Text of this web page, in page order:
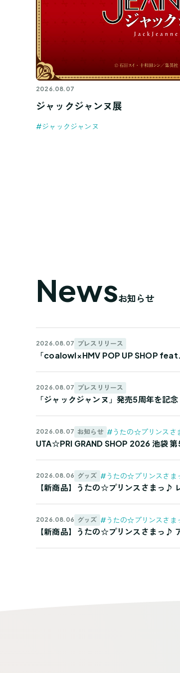
2026.08.07
ジャックジャンヌ展
#ジャックジャンヌ
Newsお知らせ
2026.08.07 プレスリリース
「coalowl×HMV POP UP SHOP
2026.08.07 プレスリリース
「ジャックジャンヌ」発売5周年を記
2026.08.07 お知らせ #うたの☆プリンスさ
UTA☆PRI GRAND SHOP 2026 池袋
2026.08.06 グッズ #うたの☆プリンスさま
【新商品】うたの☆プリンスさまっ
2026.08.06 グッズ #うたの☆プリンスさま
【新商品】うたの☆プリンスさまっ